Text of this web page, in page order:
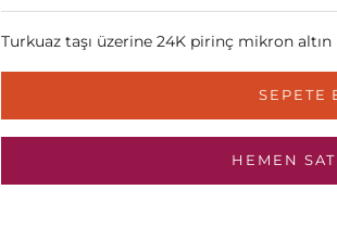
Turkuaz taşı üzerine 24K pirinç mikron
SEPETE
HEMEN